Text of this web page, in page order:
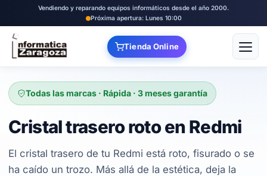
Vendiendo y reparando equipos informáticos desde el año 2000.
Próxima apertura: Lunes 10:00
Tienda Online Abrir
Todas las marcas · Rápida · 3 meses garantía
Cristal trasero roto en Redmi
El cristal trasero de tu Redmi está roto, fisurado o se
ha caído un trozo. Más allá de la estética, deja la